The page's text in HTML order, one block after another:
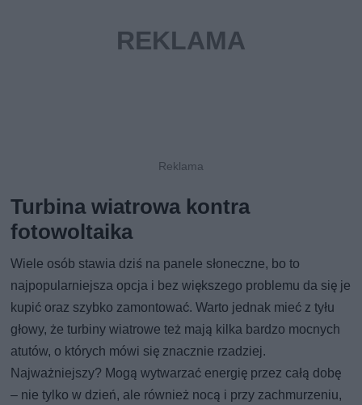
Turbina wiatrowa kontra
fotowoltaika
Wiele osób stawia dziś na panele słoneczne, bo to
najpopularniejsza opcja i bez większego problemu da się je
kupić oraz szybko zamontować. Warto jednak mieć z tyłu
głowy, że turbiny wiatrowe też mają kilka bardzo mocnych
atutów, o których mówi się znacznie rzadziej.
Najważniejszy? Mogą wytwarzać energię przez całą dobę
– nie tylko w dzień, ale również nocą i przy zachmurzeniu,